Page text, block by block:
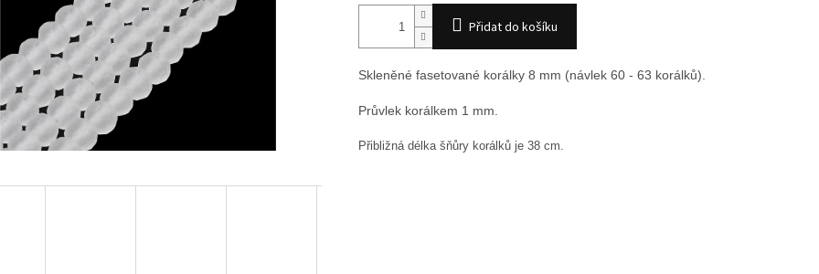
Přidat do košíku
Skleněné fasetované korálky 8 mm (návlek 60 - 63 korálků).
Průvlek korálkem 1 mm.
Přibližná délka šňůry korálků je 38 cm.